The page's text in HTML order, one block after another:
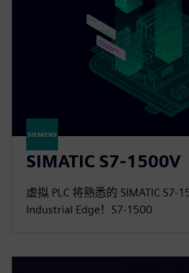
SIMATIC S7-1500V
虚拟 PLC 将熟悉的 SIMATIC S7-
Industrial Edge！S7-1500